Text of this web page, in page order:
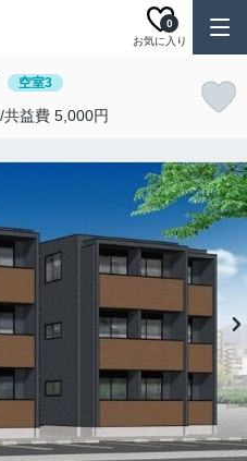
お気に入り
0
空室3
共益費 5,000円